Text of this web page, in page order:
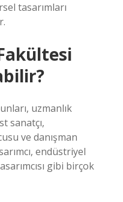
tasarımları
uzmanlık
sanatçı,
ve danışman
endüstriyel
gibi birçok